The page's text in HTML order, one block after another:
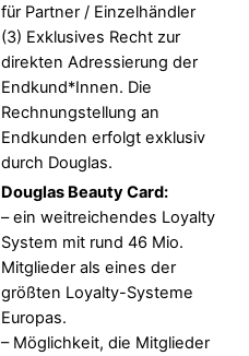
für Partner / Einzelhändler
(3) Exklusives Recht zur
direkten Adressierung der
Endkund*Innen. Die
Rechnungstellung an
Endkunden erfolgt exklusiv
durch Douglas.
Douglas Beauty Card:
– ein weitreichendes Loyalty
System mit rund 46 Mio.
Mitglieder als eines der
größten Loyalty-Systeme
Europas.
– Möglichkeit, die Mitglieder